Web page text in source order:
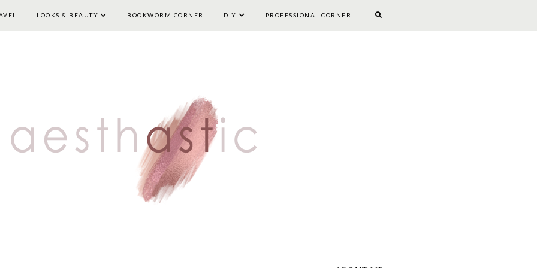
HOME LIFESTYLE TRAVEL LOOKS & BEAUTY BOOKWORM CORNER DIY
LOOKS & BEAUTY BOOKWORM CORNER DIY PROFESSIONAL CORNER